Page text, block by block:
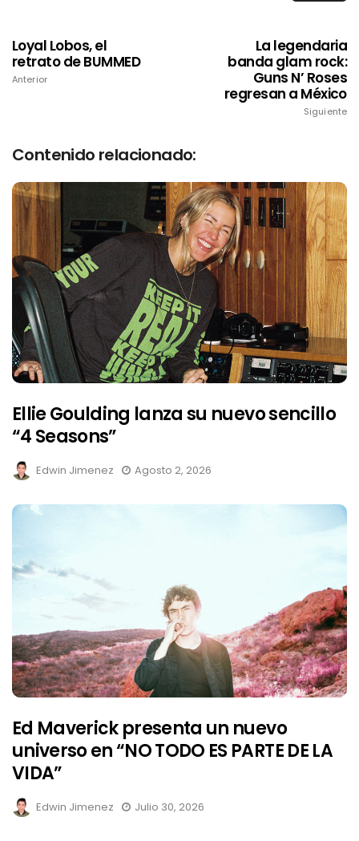
Loyal Lobos, el
retrato de BUMMED
Anterior
La legendaria
banda glam rock:
Guns N’ Roses
regresan a México
Siguiente
Contenido relacionado:
Ellie Goulding lanza su nuevo sencillo
“4 Seasons”
Edwin Jimenez Agosto 2, 2026
Ed Maverick presenta un nuevo
universo en “NO TODO ES PARTE DE LA
VIDA”
Edwin Jimenez Julio 30, 2026